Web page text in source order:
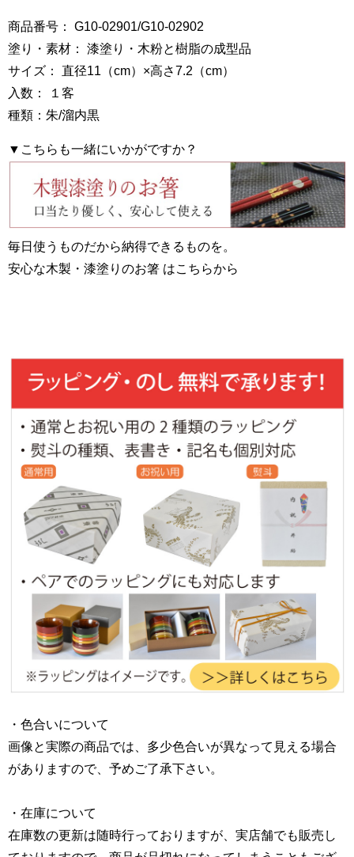
商品番号： G10-02901/G10-02902
塗り・素材： 漆塗り・木粉と樹脂の成型品
サイズ： 直径11（cm）×高さ7.2（cm）
入数： １客
種類：朱/溜内黒
▼こちらも一緒にいかがですか？
毎日使うものだから納得できるものを。
安心な木製・漆塗りのお箸 はこちらから
・色合いについて
画像と実際の商品では、多少色合いが異なって見える場合
がありますので、予めご了承下さい。
・在庫について
在庫数の更新は随時行っておりますが、実店舗でも販売し